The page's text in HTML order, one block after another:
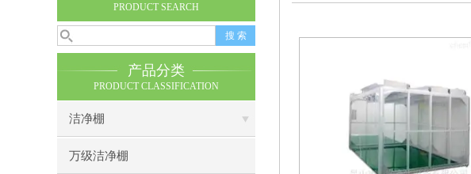
PRODUCT SEARCH
产品分类
PRODUCT CLASSIFICATION
洁净棚
万级洁净棚